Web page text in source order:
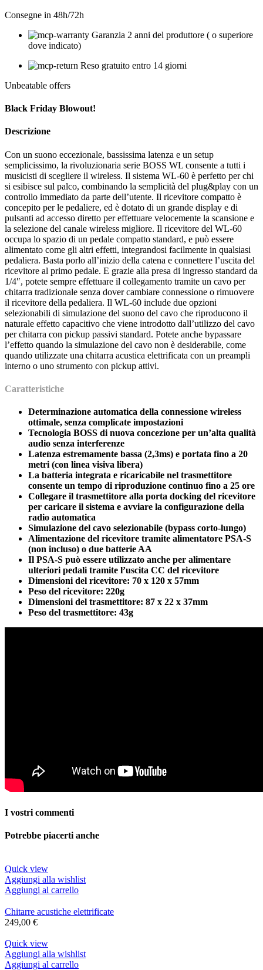
Consegne in 48h/72h
Garanzia 2 anni del produttore ( o superiore
dove indicato)
Reso gratuito entro 14 giorni
Unbeatable offers
Black Friday Blowout!
Descrizione
Con un suono eccezionale, bassissima latenza e un setup
semplicissimo, la rivoluzionaria serie BOSS WL consente a tutti i
musicisti di scegliere il wireless. Il sistema WL-60 è perfetto per chi
si esibisce sul palco, combinando la semplicità del plug&play con un
controllo immediato da parte dell’utente. Il ricevitore compatto è
concepito per le pedaliere, ed è dotato di un grande display e di
pulsanti ad accesso diretto per effettuare velocemente la scansione e
la selezione del canale wireless migliore. Il ricevitore del WL-60
occupa lo spazio di un pedale compatto standard, e può essere
alimentato come gli altri effetti, integrandosi facilmente in qualsiasi
pedaliera. Basta porlo all’inizio della catena e connettere l’uscita del
ricevitore al primo pedale. E grazie alla presa di ingresso standard da
1/4″, potete sempre effettuare il collegamento tramite un cavo per
chitarra tradizionale senza dover cambiare connessione o rimuovere
il ricevitore della pedaliera. Il WL-60 include due opzioni
selezionabili di simulazione del suono del cavo che riproducono il
naturale effetto capacitivo che viene introdotto dall’utilizzo del cavo
per chitarra con pickup passivi standard. Potete anche bypassare
l’effetto quando la simulazione del cavo non è desiderabile, come
quando utilizzate una chitarra acustica elettrificata con un preampli
interno o uno strumento con pickup attivi.
Caratteristiche
Determinazione automatica della connessione wireless
ottimale, senza complicate impostazioni
Tecnologia BOSS di nuova concezione per un’alta qualità
audio senza interferenze
Latenza estremamente bassa (2,3ms) e portata fino a 20
metri (con linea visiva libera)
La batteria integrata e ricaricabile nel trasmettitore
consente un tempo di riproduzione continuo fino a 25 ore
Collegare il trasmettitore alla porta docking del ricevitore
per caricare il sistema e avviare la configurazione della
radio automatica
Simulazione del cavo selezionabile (bypass corto-lungo)
Alimentazione del ricevitore tramite alimentatore PSA-S
(non incluso) o due batterie AA
Il PSA-S può essere utilizzato anche per alimentare
ulteriori pedali tramite l’uscita CC del ricevitore
Dimensioni del ricevitore: 70 x 120 x 57mm
Peso del ricevitore: 220g
Dimensioni del trasmettitore: 87 x 22 x 37mm
Peso del trasmettitore: 43g
I vostri commenti
Potrebbe piacerti anche
Quick view
Aggiungi alla wishlist
Aggiungi al carrello
Chitarre acustiche elettrificate
249,00 €
Quick view
Aggiungi alla wishlist
Aggiungi al carrello